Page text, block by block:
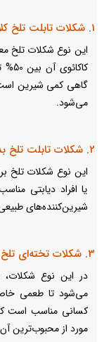
1. شکلات تابلت تلخ کلاسیک
این نوع شکلات تلخ
گاهی کمی شیرین است
می‌شود.
2. شکلات تابلت تلخ بدون شکر
این نوع شکلات تلخ
یا افراد دیابتی‌
شیرین‌کننده‌های طبیعی
3. شکلات تخته‌ای تلخ طعم‌دار
در این نوع شکلات،
می‌شود تا طعمی
کسانی مناسب است
مورد از محبوب‌ترین